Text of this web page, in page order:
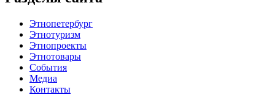
Этнопетербург
Этнотуризм
Этнопроекты
Этнотовары
События
Медиа
Контакты